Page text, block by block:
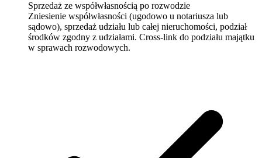
Sprzedaż ze współwłasnością po rozwodzie
Zniesienie współwłasności (ugodowo u notariusza lub
sądowo), sprzedaż udziału lub całej nieruchomości, podział
środków zgodny z udziałami. Cross-link do podziału majątku
w sprawach rozwodowych.